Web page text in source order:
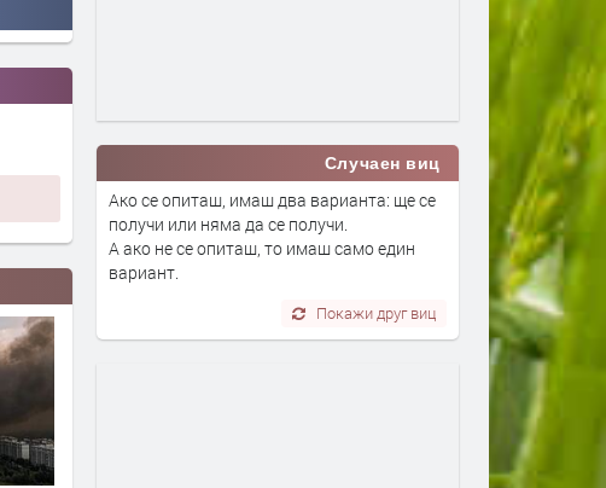
Случаен виц
Ако се опиташ, имаш два варианта: ще се
получи или няма да се получи.
А ако не се опиташ, то имаш само един
вариант.
Покажи друг виц